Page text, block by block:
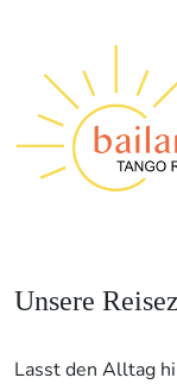
Unsere
Lasst den Alltag